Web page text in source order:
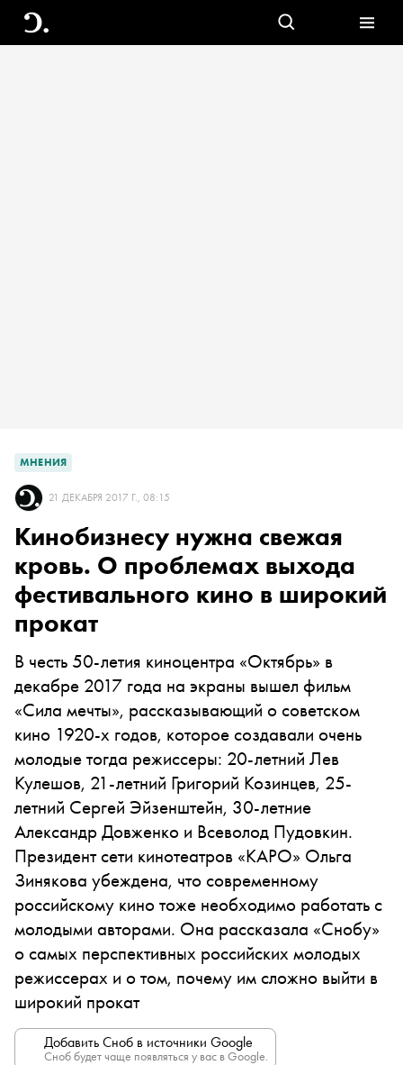
МНЕНИЯ
21 ДЕКАБРЯ 2017 Г., 08:15
Кинобизнесу нужна свежая
кровь. О проблемах выхода
фестивального кино в широкий
прокат
В честь 50-летия киноцентра «Октябрь» в
декабре 2017 года на экраны вышел фильм
«Сила мечты», рассказывающий о советском
кино 1920-х годов, которое создавали очень
молодые тогда режиссеры: 20-летний Лев
Кулешов, 21-летний Григорий Козинцев, 25-
летний Сергей Эйзенштейн, 30-летние
Александр Довженко и Всеволод Пудовкин.
Президент сети кинотеатров «КАРО» Ольга
Зинякова убеждена, что современному
российскому кино тоже необходимо работать с
молодыми авторами. Она рассказала «Снобу»
о самых перспективных российских молодых
режиссерах и о том, почему им сложно выйти в
широкий прокат
Добавить Сноб в источники Google
Сноб будет чаще появляться у вас в Google.